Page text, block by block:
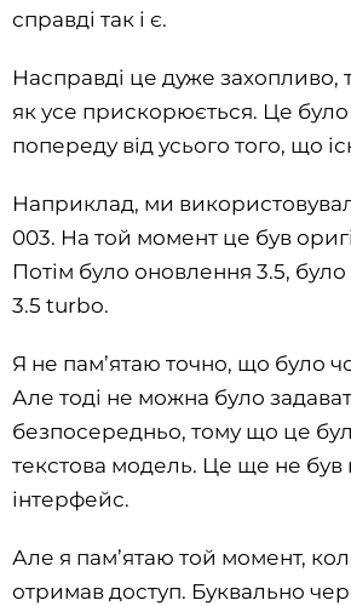
справді так і є.
Насправді це дуже захопливо,
як усе прискорюється. Це
попереду від усього того, що
Наприклад, ми
003. На той момент це був
Потім було оновлення 3.5,
3.5 turbo.
Я не пам’ятаю точно, що було
Але тоді не можна було
безпосередньо, тому що це
текстова модель. Це ще не був
інтерфейс.
Але я пам’ятаю той момент,
отримав доступ. Буквально